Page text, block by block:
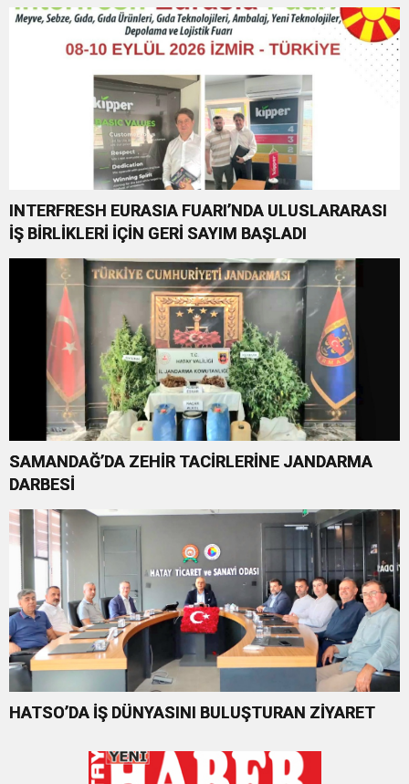
INTERFRESH EURASIA FUARI’NDA ULUSLARARASI
İŞ BİRLİKLERİ İÇİN GERİ SAYIM BAŞLADI
SAMANDAĞ’DA ZEHİR TACİRLERİNE JANDARMA
DARBESİ
HATSO’DA İŞ DÜNYASINI BULUŞTURAN ZİYARET